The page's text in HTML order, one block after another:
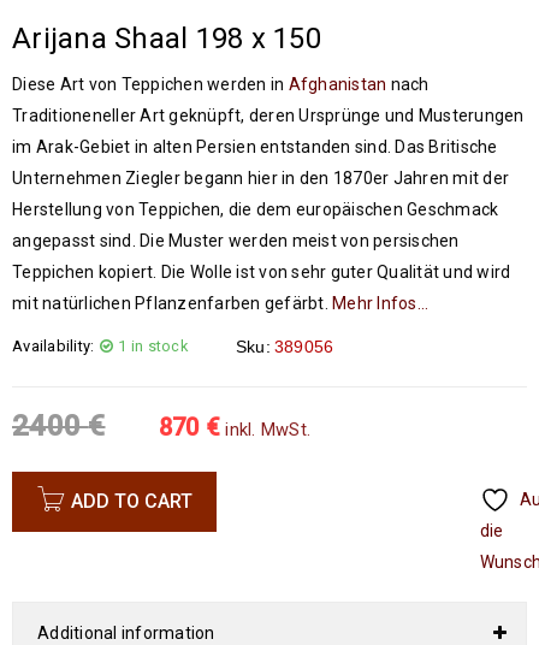
Arijana Shaal 198 x 150
Diese Art von Teppichen werden in Afghanistan nach
Traditioneneller Art geknüpft, deren Ursprünge und Musterungen
im Arak-Gebiet in alten Persien entstanden sind. Das Britische
Unternehmen Ziegler begann hier in den 1870er Jahren mit der
Herstellung von Teppichen, die dem europäischen Geschmack
angepasst sind. Die Muster werden meist von persischen
Teppichen kopiert. Die Wolle ist von sehr guter Qualität und wird
mit natürlichen Pflanzenfarben gefärbt. Mehr Infos…
Availability: 1 in stock Sku: 389056
2400€ 870 € inkl. MwSt.
ADD TO CART
die
Additional information